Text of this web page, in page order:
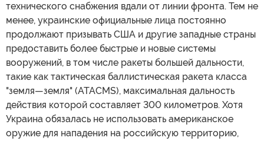
технического снабжения вдали от линии фронта. Тем не
менее, украинские официальные лица постоянно
продолжают призывать США и другие западные страны
предоставить более быстрые и новые системы
вооружений, в том числе ракеты большей дальности,
такие как тактическая баллистическая ракета класса
"земля—земля" (ATACMS), максимальная дальность
действия которой составляет 300 километров. Хотя
Украина обязалась не использовать американское
оружие для нападения на российскую территорию,